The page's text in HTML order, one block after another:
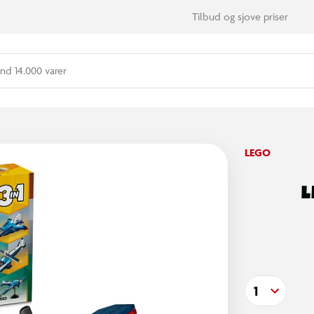
Tilbud og sjove priser
14.000 varer
LEGO
1